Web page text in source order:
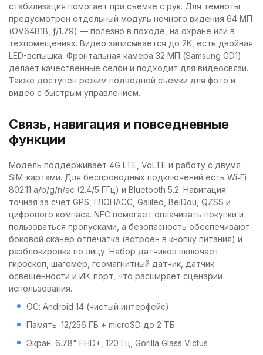
стабилизация помогает при съемке с рук. Для темноты
предусмотрен отдельный модуль ночного видения 64 МП
(OV64B1B, ƒ/1.79) — полезно в походе, на охране или в
техпомещениях. Видео записывается до 2K, есть двойная
LED-вспышка. Фронтальная камера 32 МП (Samsung GD1)
делает качественные селфи и подходит для видеосвязи.
Также доступен режим подводной съемки для фото и
видео с быстрым управлением.
Связь, навигация и повседневные
функции
Модель поддерживает 4G LTE, VoLTE и работу с двумя
SIM-картами. Для беспроводных подключений есть Wi‑Fi
802.11 a/b/g/n/ac (2.4/5 ГГц) и Bluetooth 5.2. Навигация
точная за счет GPS, ГЛОНАСС, Galileo, BeiDou, QZSS и
цифрового компаса. NFC помогает оплачивать покупки и
пользоваться пропусками, а безопасность обеспечивают
боковой сканер отпечатка (встроен в кнопку питания) и
разблокировка по лицу. Набор датчиков включает
гироскоп, шагомер, геомагнитный датчик, датчик
освещенности и ИК‑порт, что расширяет сценарии
использования.
ОС: Android 14 (чистый интерфейс)
Память: 12/256 ГБ + microSD до 2 ТБ
Экран: 6.78" FHD+, 120 Гц, Gorilla Glass Victus